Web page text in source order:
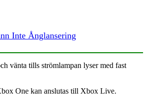
Inte Ånglansering
vänta tills strömlampan lyser med fast
One kan anslutas till Xbox Live.